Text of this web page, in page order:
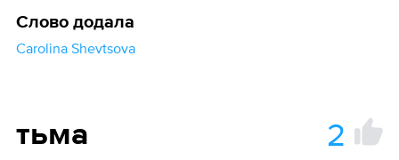
Слово додала
Carolina Shevtsova
тьма 2